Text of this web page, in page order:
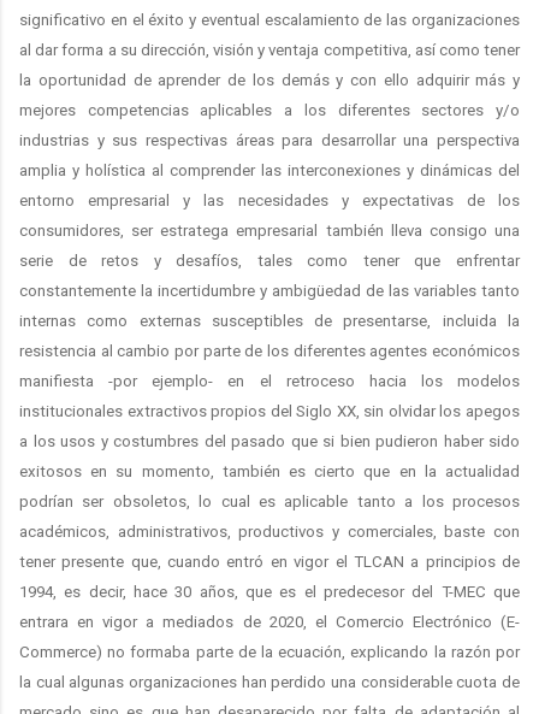
significativo en el éxito y eventual escalamiento de las organizaciones
al dar forma a su dirección, visión y ventaja competitiva, así como tener
la oportunidad de aprender de los demás y con ello adquirir más y
mejores competencias aplicables a los diferentes sectores y/o
industrias y sus respectivas áreas para desarrollar una perspectiva
amplia y holística al comprender las interconexiones y dinámicas del
entorno empresarial y las necesidades y expectativas de los
consumidores, ser estratega empresarial también lleva consigo una
serie de retos y desafíos, tales como tener que enfrentar
constantemente la incertidumbre y ambigüedad de las variables tanto
internas como externas susceptibles de presentarse, incluida la
resistencia al cambio por parte de los diferentes agentes económicos
manifiesta -por ejemplo- en el retroceso hacia los modelos
institucionales extractivos propios del Siglo XX, sin olvidar los apegos
a los usos y costumbres del pasado que si bien pudieron haber sido
exitosos en su momento, también es cierto que en la actualidad
podrían ser obsoletos, lo cual es aplicable tanto a los procesos
académicos, administrativos, productivos y comerciales, baste con
tener presente que, cuando entró en vigor el TLCAN a principios de
1994, es decir, hace 30 años, que es el predecesor del T-MEC que
entrara en vigor a mediados de 2020, el Comercio Electrónico (E-
Commerce) no formaba parte de la ecuación, explicando la razón por
la cual algunas organizaciones han perdido una considerable cuota de